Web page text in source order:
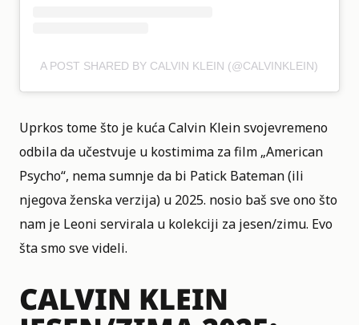
A POST SHARED BY CALVIN KLEIN (@CALVINKLEIN)
Uprkos tome što je kuća Calvin Klein svojevremeno
odbila da učestvuje u kostimima za film „American
Psycho“, nema sumnje da bi Patick Bateman (ili
njegova ženska verzija) u 2025. nosio baš sve ono što
nam je Leoni servirala u kolekciji za jesen/zimu. Evo
šta smo sve videli.
CALVIN KLEIN